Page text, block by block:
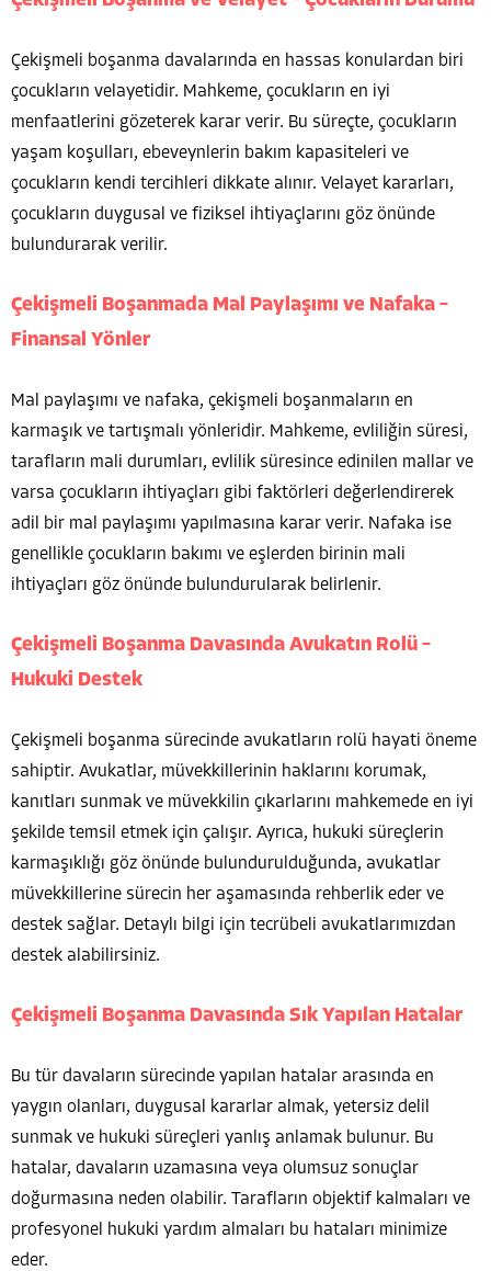
Çekişmeli boşanma davalarında en hassas konulardan biri
çocukların velayetidir. Mahkeme, çocukların en iyi
menfaatlerini gözeterek karar verir. Bu süreçte, çocukların
yaşam koşulları, ebeveynlerin bakım kapasiteleri ve
çocukların kendi tercihleri dikkate alınır. Velayet kararları,
çocukların duygusal ve fiziksel ihtiyaçlarını göz önünde
bulundurarak verilir.
Çekişmeli Boşanmada Mal Paylaşımı ve Nafaka –
Finansal Yönler
Mal paylaşımı ve nafaka, çekişmeli boşanmaların en
karmaşık ve tartışmalı yönleridir. Mahkeme, evliliğin süresi,
tarafların mali durumları, evlilik süresince edinilen mallar ve
varsa çocukların ihtiyaçları gibi faktörleri değerlendirerek
adil bir mal paylaşımı yapılmasına karar verir. Nafaka ise
genellikle çocukların bakımı ve eşlerden birinin mali
ihtiyaçları göz önünde bulundurularak belirlenir.
Çekişmeli Boşanma Davasında Avukatın Rolü –
Hukuki Destek
Çekişmeli boşanma sürecinde avukatların rolü hayati öneme
sahiptir. Avukatlar, müvekkillerinin haklarını korumak,
kanıtları sunmak ve müvekkilin çıkarlarını mahkemede en iyi
şekilde temsil etmek için çalışır. Ayrıca, hukuki süreçlerin
karmaşıklığı göz önünde bulundurulduğunda, avukatlar
müvekkillerine sürecin her aşamasında rehberlik eder ve
destek sağlar. Detaylı bilgi için tecrübeli avukatlarımızdan
destek alabilirsiniz.
Çekişmeli Boşanma Davasında Sık Yapılan Hatalar
Bu tür davaların sürecinde yapılan hatalar arasında en
yaygın olanları, duygusal kararlar almak, yetersiz delil
sunmak ve hukuki süreçleri yanlış anlamak bulunur. Bu
hatalar, davaların uzamasına veya olumsuz sonuçlar
doğurmasına neden olabilir. Tarafların objektif kalmaları ve
profesyonel hukuki yardım almaları bu hataları minimize
eder.